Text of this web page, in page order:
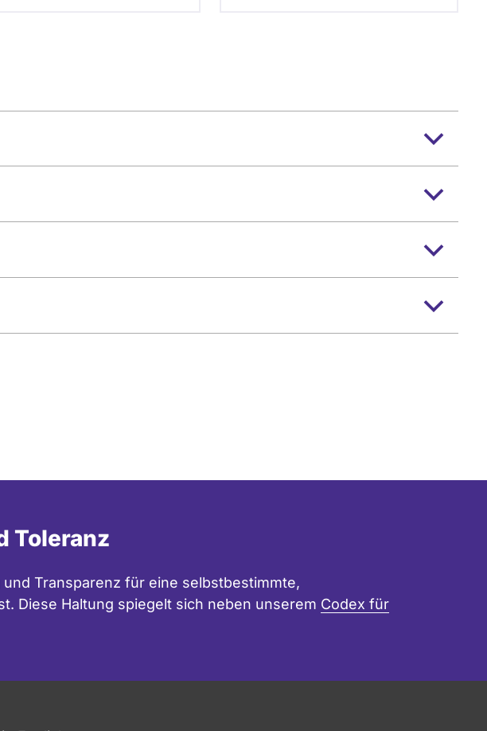
Toleranz
Transparenz für eine selbstbestimmte,
Diese Haltung spiegelt sich neben unserem Codex für